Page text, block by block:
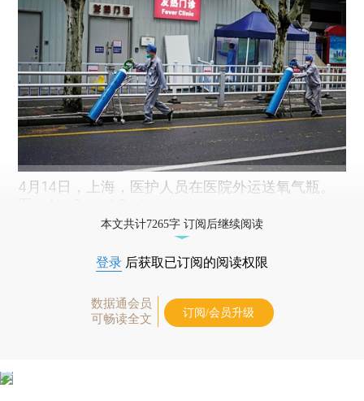
4月14日，上海，医护人员在医院外运送氧气瓶。
本文共计7265字 订阅后继续阅读
登录 后获取已订阅的阅读权限
数据通会员
可畅读全文
订阅/会员升级